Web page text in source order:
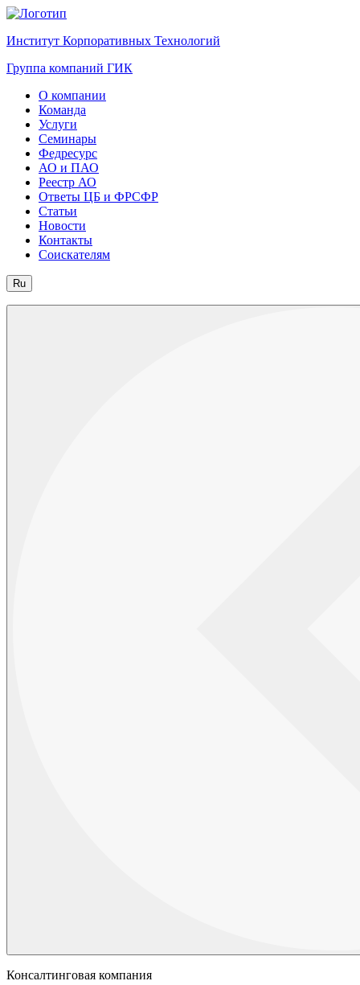
Институт Корпоративных Технологий
Группа компаний ГИК
О компании
Команда
Услуги
Семинары
Федресурс
АО и ПАО
Реестр АО
Ответы ЦБ и ФРСФР
Статьи
Новости
Контакты
Соискателям
Ru
Консалтинговая компания